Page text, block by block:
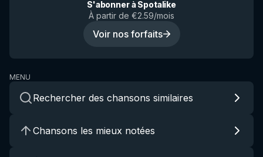
S'abonner à Spotalike
À partir de €2.59/mois
Voir nos forfaits
MENU
Rechercher des chansons similaires
Chansons les mieux notées